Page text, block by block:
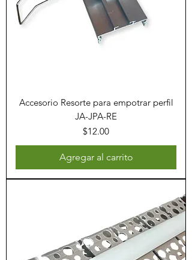
Accesorio Resorte para empotrar perfil
JA-JPA-RE
Precio
$12.00
Agregar al carrito